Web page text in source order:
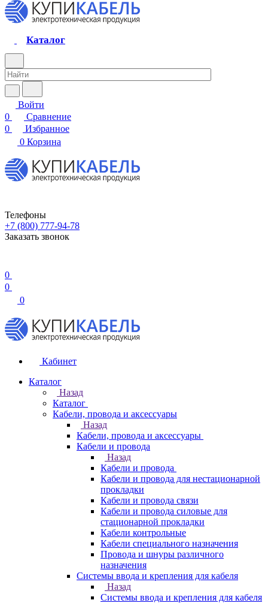
Каталог
Войти
0
Сравнение
0
Избранное
0 Корзина
Телефоны
+7 (800) 777-94-78
Заказать звонок
0
0
0
Кабинет
Каталог
Назад
Каталог
Кабели, провода и аксессуары
Назад
Кабели, провода и аксессуары
Кабели и провода
Назад
Кабели и провода
Кабели и провода для нестационарной
прокладки
Кабели и провода связи
Кабели и провода силовые для
стационарной прокладки
Кабели контрольные
Кабели специального назначения
Провода и шнуры различного
назначения
Системы ввода и крепления для кабеля
Назад
Системы ввода и крепления для кабеля